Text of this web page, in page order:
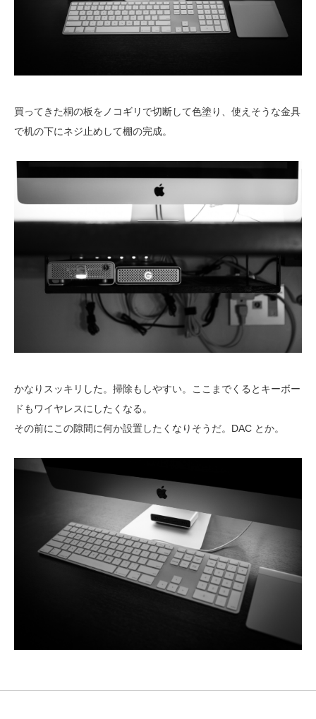
買ってきた桐の板をノコギリで切断して色塗り、使えそうな金具
で机の下にネジ止めして棚の完成。
かなりスッキリした。掃除もしやすい。ここまでくるとキーボー
ドもワイヤレスにしたくなる。
その前にこの隙間に何か設置したくなりそうだ。DAC とか。